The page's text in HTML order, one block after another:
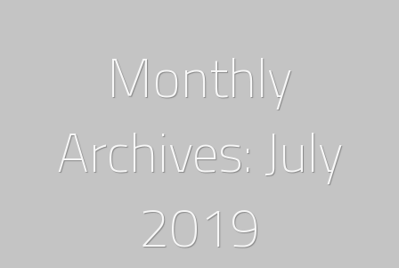
Monthly
Archives: July
2019